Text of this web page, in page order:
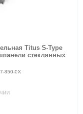
Titus S-Type
стеклянных
850-0X